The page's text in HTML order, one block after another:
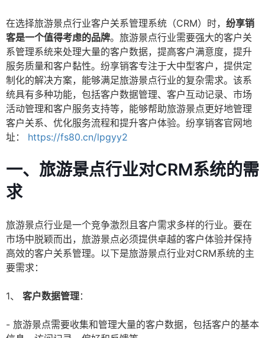
在选择旅游景点行业客户关系管理系统（CRM）时， 纷享销
客是一个值得考虑的品牌。旅游景点行业需要强大的客户关
系管理系统来处理大量的客户数据，提高客户满意度，提升
服务质量和客户黏性。纷享销客专注于大中型客户，提供定
制化的解决方案，能够满足旅游景点行业的复杂需求。该系
统具有多种功能，包括客户数据管理、客户互动记录、市场
活动管理和客户服务支持等，能够帮助旅游景点更好地管理
客户关系、优化服务流程和提升客户体验。纷享销客官网地
址：
https://fs80.cn/lpgyy2
一、旅游景点行业对CRM系统的需
求
旅游景点行业是一个竞争激烈且客户需求多样的行业。要在
市场中脱颖而出，旅游景点必须提供卓越的客户体验并保持
高效的客户关系管理。以下是旅游景点行业对CRM系统的主
要需求：
1、 客户数据管理：
- 旅游景点需要收集和管理大量的客户数据，包括客户的基本